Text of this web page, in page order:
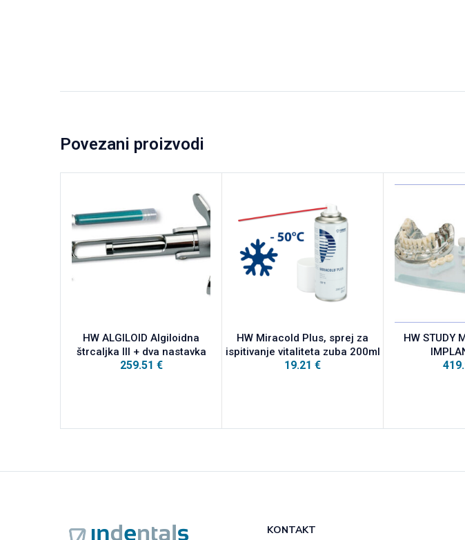
Povezani proizvodi
HW ALGILOID Algiloidna
štrcaljka III + dva nastavka
259.51 €
HW Miracold Plus, sprej za
ispitivanje vitaliteta zuba 200ml
19.21 €
HW STUDY
KONTAKT